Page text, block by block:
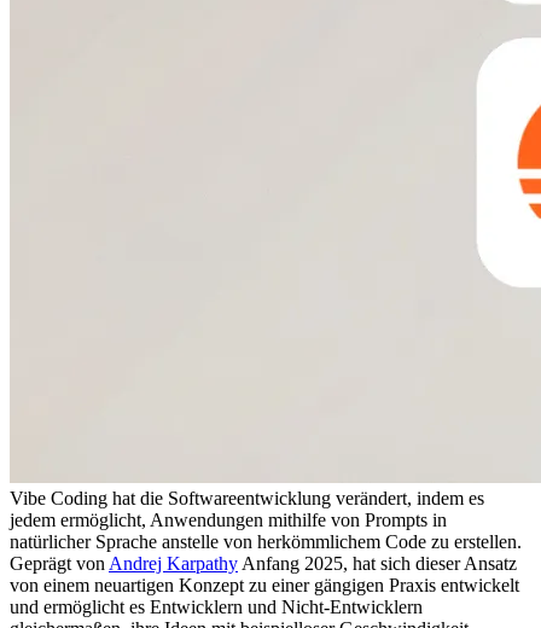
Vibe Coding hat die Softwareentwicklung verändert, indem es
jedem ermöglicht, Anwendungen mithilfe von Prompts in
natürlicher Sprache anstelle von herkömmlichem Code zu erstellen.
Geprägt von Andrej Karpathy Anfang 2025, hat sich dieser Ansatz
von einem neuartigen Konzept zu einer gängigen Praxis entwickelt
und ermöglicht es Entwicklern und Nicht-Entwicklern